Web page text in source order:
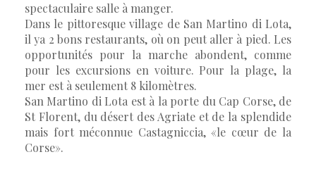
spectaculaire salle à manger.
Dans le pittoresque village de San Martino di Lota,
il ya 2 bons restaurants, où on peut aller à pied. Les
opportunités pour la marche abondent, comme
pour les excursions en voiture. Pour la plage, la
mer est à seulement 8 kilomètres.
San Martino di Lota est à la porte du Cap Corse, de
St Florent, du désert des Agriate et de la splendide
mais fort méconnue Castagniccia, «le cœur de la
Corse».